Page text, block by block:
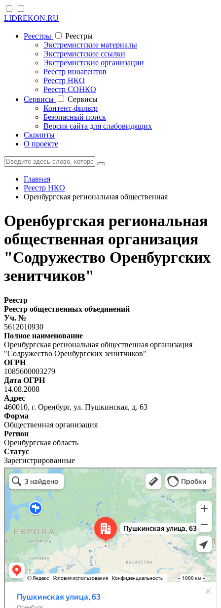
LIDREKON.RU
Реестры
Реестры
Экстремистские материалы
Экстремистские ссылки
Экстремистские организации
Реестр иноагентов
Реестр НКО
Реестр СОНКО
Cервисы
Cервисы
Контент-фильтр
Безопасный поиск
Версия сайта для слабовидящих
Скрипты
О проекте
Главная
Реестр НКО
Оренбургская региональная общественная
Оренбургская региональная
общественная организация
"Содружество Оренбургских
зенитчиков"
Реестр
Реестр общественных объединений
Уч. №
5612010930
Полное наименование
Оренбургская региональная общественная организация
"Содружество Оренбургских зенитчиков"
ОГРН
1085600003279
Дата ОГРН
14.08.2008
Адрес
460010, г. Оренбург, ул. Пушкинская, д. 63
Форма
Общественная организация
Регион
Оренбургская область
Статус
Зарегистрированные